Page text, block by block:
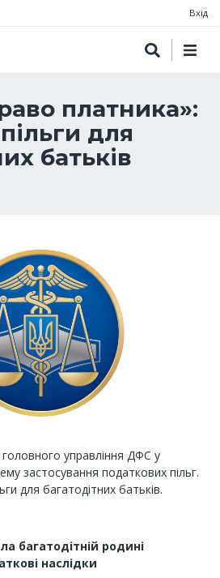
Вхід
платника»:
для
батьків
управління ДФС у
застосування податкових пільг.
для багатодітних батьків.
багатодітній родині
наслідки